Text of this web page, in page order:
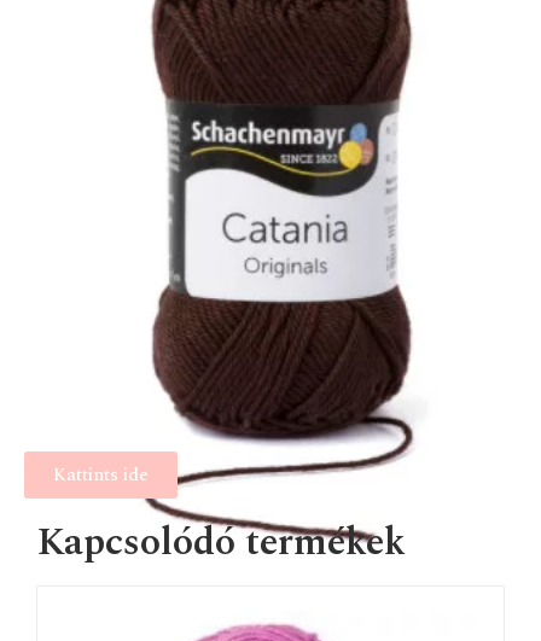
Kattints ide
Kapcsolódó termékek